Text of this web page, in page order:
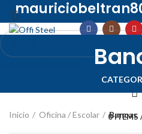
0ITEMS
Inicio Oficina / Escolar Bancas